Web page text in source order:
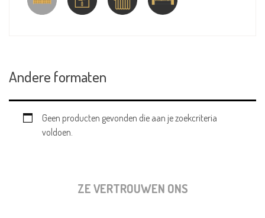
Andere formaten
Geen producten gevonden die aan je zoekcriteria
voldoen.
ZE VERTROUWEN ONS